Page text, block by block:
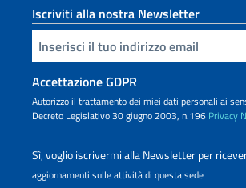
Iscriviti alla nostra Newsletter
Inserisci la tua email
Accettazione GDPR
Autorizzo il trattamento dei miei dati personali ai
Decreto Legislativo 30 giugno 2003, n.196 Privacy
Sì, voglio iscrivermi alla Newsletter per
aggiornamenti sulle attività di questa sede